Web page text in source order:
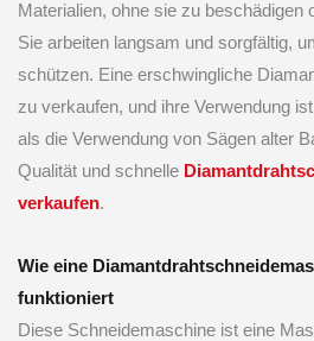
Materialien, ohne sie zu beschädigen
Sie arbeiten langsam und sorgfältig,
schützen. Eine erschwingliche
zu verkaufen, und ihre Verwendung
als die Verwendung von Sägen alter
Qualität und schnelle
verkaufen.
Wie eine
funktioniert
Diese Schneidemaschine ist eine